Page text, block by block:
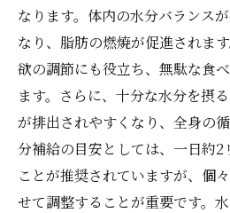
なります。体内の水分バランス
なり、脂肪の燃焼が促進されま
欲の調節にも役立ち、無駄な食
ます。さらに、十分な水分を摂
が排出されやすくなり、全身の
分補給の目安としては、一日約2
ことが推奨されていますが、個
せて調整することが重要です。